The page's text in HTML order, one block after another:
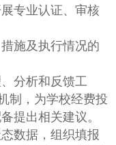
专业认证、审核
施及执行情况的
分析和反馈工
制，为学校经费投
提出相关建议。
数据，组织填报